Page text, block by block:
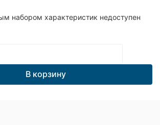
набором характеристик недоступен
В корзину